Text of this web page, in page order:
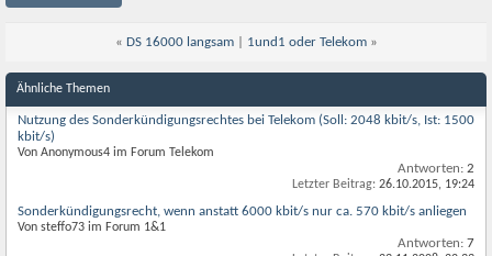
« DS 16000 langsam| 1und1 oder Telekom »
Ähnliche Themen
Nutzung des Sonderkündigungsrechtes bei Telekom (Soll: 2048 kbit/s, Ist: 1500
kbit/s)
Von Anonymous4 im Forum Telekom
Antworten: 2
Letzter Beitrag: 26.10.2015, 19:24
Sonderkündigungsrecht, wenn anstatt 6000 kbit/s nur ca. 570 kbit/s anliegen
Von steffo73 im Forum 1&1
Antworten: 7